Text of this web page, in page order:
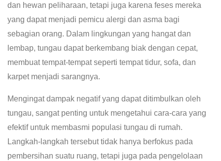
dan hewan peliharaan, tetapi juga karena feses mereka
yang dapat menjadi pemicu alergi dan asma bagi
sebagian orang. Dalam lingkungan yang hangat dan
lembap, tungau dapat berkembang biak dengan cepat,
membuat tempat-tempat seperti tempat tidur, sofa, dan
karpet menjadi sarangnya.
Mengingat dampak negatif yang dapat ditimbulkan oleh
tungau, sangat penting untuk mengetahui cara-cara yang
efektif untuk membasmi populasi tungau di rumah.
Langkah-langkah tersebut tidak hanya berfokus pada
pembersihan suatu ruang, tetapi juga pada pengelolaan